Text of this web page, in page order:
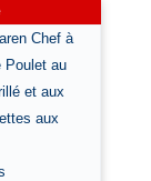
Chef à
Poulet au
et aux
aux